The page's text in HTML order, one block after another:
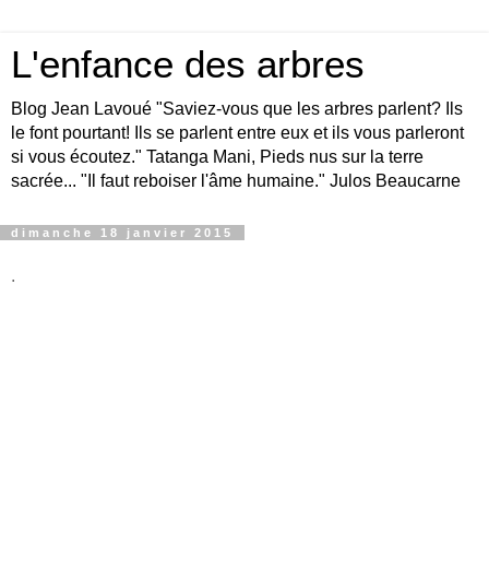
L'enfance des arbres
Blog Jean Lavoué "Saviez-vous que les arbres parlent? Ils
le font pourtant! Ils se parlent entre eux et ils vous parleront
si vous écoutez." Tatanga Mani, Pieds nus sur la terre
sacrée... "Il faut reboiser l'âme humaine." Julos Beaucarne
dimanche 18 janvier 2015
.